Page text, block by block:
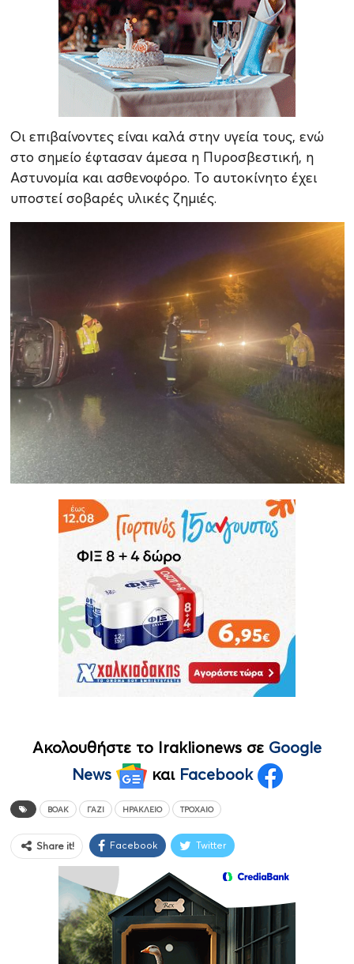
Οι επιβαίνοντες είναι καλά στην υγεία τους, ενώ
στο σημείο έφτασαν άμεσα η Πυροσβεστική, η
Αστυνομία και ασθενοφόρο. Το αυτοκίνητο έχει
υποστεί σοβαρές υλικές ζημιές.
Ακολουθήστε το Iraklionews σε Google
News
και Facebook
ΒΟΑΚ ΓΆΖΙ ΗΡΆΚΛΕΙΟ ΤΡΟΧΑΊΟ
Share it! Facebook Twitter